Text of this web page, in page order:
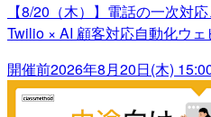
【8/20（木）】電話の一次対
Twilio × AI 顧客対応自動化ウェ
開催前2026年8月20日(木)